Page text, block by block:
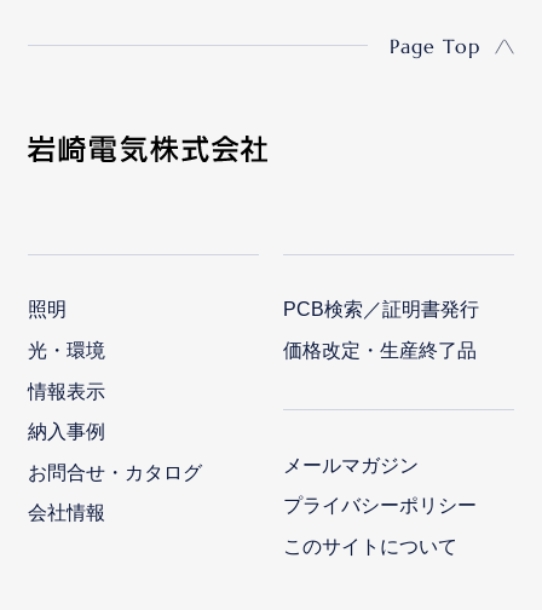
Page Top
照明
光・環境
情報表示
納入事例
お問合せ・カタログ
会社情報
PCB検索／証明書発行
価格改定・生産終了品
メールマガジン
プライバシーポリシー
このサイトについて